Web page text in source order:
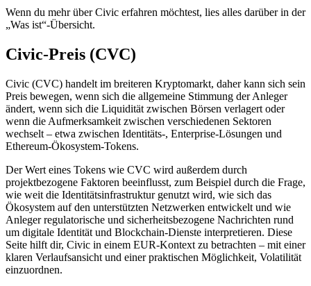
Wenn du mehr über Civic erfahren möchtest, lies alles darüber in der
„Was ist“-Übersicht.
Civic-Preis (CVC)
Civic (CVC) handelt im breiteren Kryptomarkt, daher kann sich sein
Preis bewegen, wenn sich die allgemeine Stimmung der Anleger
ändert, wenn sich die Liquidität zwischen Börsen verlagert oder
wenn die Aufmerksamkeit zwischen verschiedenen Sektoren
wechselt – etwa zwischen Identitäts-, Enterprise-Lösungen und
Ethereum-Ökosystem-Tokens.
Der Wert eines Tokens wie CVC wird außerdem durch
projektbezogene Faktoren beeinflusst, zum Beispiel durch die Frage,
wie weit die Identitätsinfrastruktur genutzt wird, wie sich das
Ökosystem auf den unterstützten Netzwerken entwickelt und wie
Anleger regulatorische und sicherheitsbezogene Nachrichten rund
um digitale Identität und Blockchain-Dienste interpretieren. Diese
Seite hilft dir, Civic in einem EUR-Kontext zu betrachten – mit einer
klaren Verlaufsansicht und einer praktischen Möglichkeit, Volatilität
einzuordnen.